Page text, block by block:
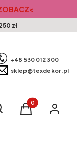
zł
+48 530 012 300
sklep@texdekor.pl
wyszukiwarkę
Produkty w
Koszyk Zaloguj